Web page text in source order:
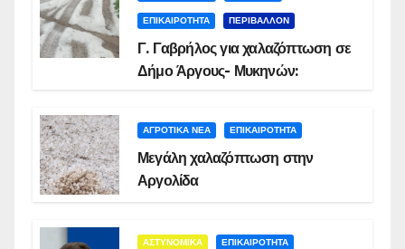
ΕΠΙΚΑΙΡΟΤΗΤΑ ΠΕΡΙΒΑΛΛΟΝ
Γ. Γαβρήλος για χαλαζόπτωση σε
Δήμο Άργους- Μυκηνών:
ΑΓΡΟΤΙΚΑ ΝΕΑ ΕΠΙΚΑΙΡΟΤΗΤΑ
Μεγάλη χαλαζόπτωση στην
Αργολίδα
ΑΣΤΥΝΟΜΙΚΑ ΕΠΙΚΑΙΡΟΤΗΤΑ